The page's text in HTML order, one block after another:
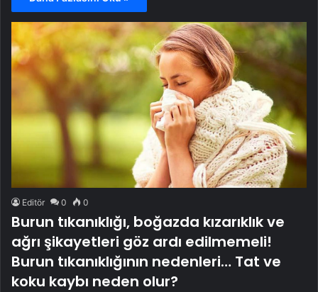
Editör 0 0
Burun tıkanıklığı, boğazda kızarıklık ve
ağrı şikayetleri göz ardı edilmemeli!
Burun tıkanıklığının nedenleri… Tat ve
koku kaybı neden olur?